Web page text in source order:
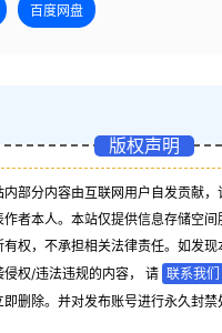
百度网盘
版权声明
内部分内容由互联网用户自发贡献，
作者本人。本站仅提供信息存储空间
有权，不承担相关法律责任。如发现
侵权/违法违规的内容， 请 联系我们
即删除。并对发布账号进行永久封禁